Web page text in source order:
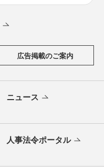
広告掲載のご案内
ニュース
人事法令ポータル